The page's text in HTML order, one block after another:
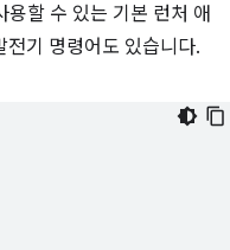
할 수 있는 기본 런처 애
기 명령어도 있습니다.